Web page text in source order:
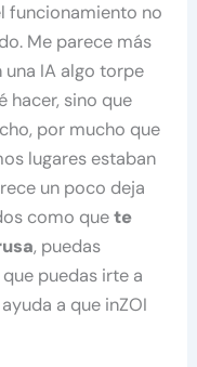
funcionamiento no
Me parece más
una IA algo torpe
hacer, sino que
por mucho que
lugares estaban
un poco deja
como quete
, puedas
puedas irte a
a que inZOI